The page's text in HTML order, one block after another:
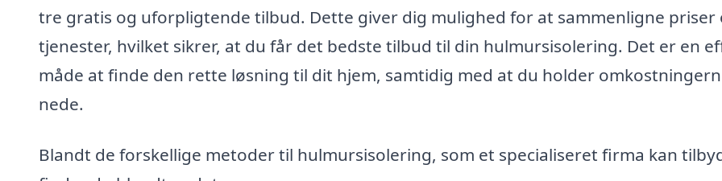
tre gratis og uforpligtende tilbud. Dette giver dig mulighed for at sammenligne priser
tjenester, hvilket sikrer, at du får det bedste tilbud til din hulmursisolering. Det er en
måde at finde den rette løsning til dit hjem, samtidig med at du holder
nede.
Blandt de forskellige metoder til hulmursisolering, som et specialiseret firma kan